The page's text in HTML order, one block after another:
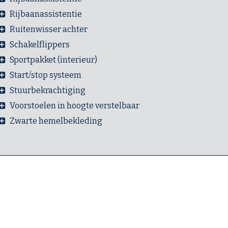
Rijbaanassistentie
Ruitenwisser achter
Schakelflippers
Sportpakket (interieur)
Start/stop systeem
Stuurbekrachtiging
Voorstoelen in hoogte verstelbaar
Zwarte hemelbekleding